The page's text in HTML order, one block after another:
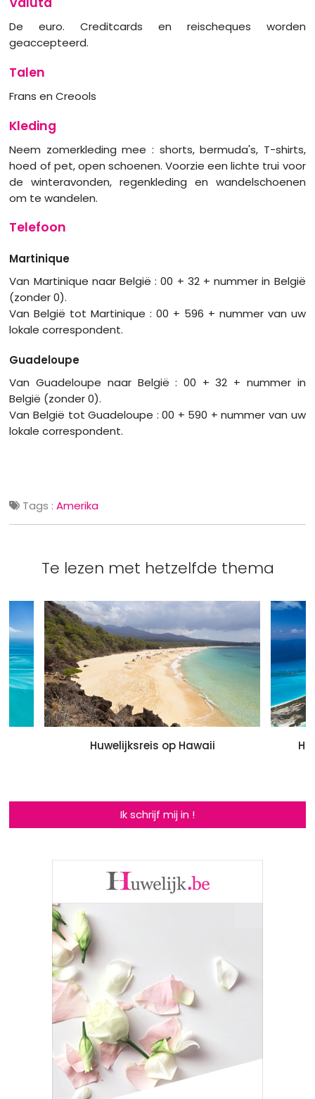
De euro. Creditcards en reischeques worden
geaccepteerd.
Talen
Frans en Creools
Kleding
Neem zomerkleding mee : shorts, bermuda's, T-shirts,
hoed of pet, open schoenen. Voorzie een lichte trui voor
de winteravonden, regenkleding en wandelschoenen
om te wandelen.
Telefoon
Martinique
Van Martinique naar België : 00 + 32 + nummer in België
(zonder 0).
Van België tot Martinique : 00 + 596 + nummer van uw
lokale correspondent.
Guadeloupe
Van Guadeloupe naar België : 00 + 32 + nummer in
België (zonder 0).
Van België tot Guadeloupe : 00 + 590 + nummer van uw
lokale correspondent.
Tags :Amerika
Te lezen met hetzelfde thema
Huwelijksreis op Hawaii
Ik schrijf mij in !